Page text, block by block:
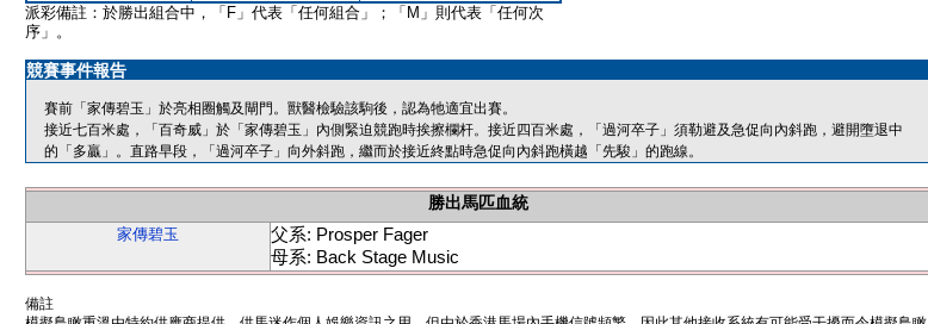
派彩備註：於勝出組合中，「F」代表「任何組合」；「M」則代表「任何次
序」。
競賽事件報告
賽前「家傳碧玉」於亮相圈觸及閘門。獸醫檢驗該駒後，認為牠適宜出賽。
接近七百米處，「百奇威」於「家傳碧玉」內側緊迫競跑時挨擦欄杆。接近四百米處，「過河卒子」須勒避及急促向內斜跑，避開墮退中
的「多贏」。直路早段，「過河卒子」向外斜跑，繼而於接近終點時急促向內斜跑橫越「先駿」的跑線。
勝出馬匹血統
家傳碧玉
父系: Prosper Fager
母系: Back Stage Music
備註